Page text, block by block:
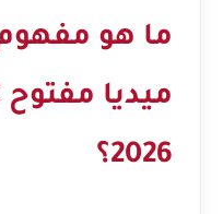
ما هو
2026؟